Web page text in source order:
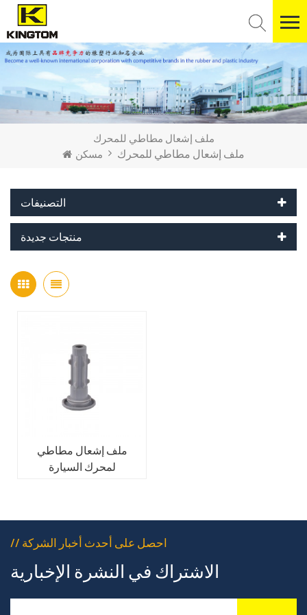
ملف إشعال مطاطي للمحرك
مسكن
ملف إشعال مطاطي للمحرك
التصنيفات
منتجات جديدة
ملف إشعال مطاطي
لمحرك السيارة
// احصل على أحدث أخبار الشركة
الاشتراك في النشرة الإخبارية